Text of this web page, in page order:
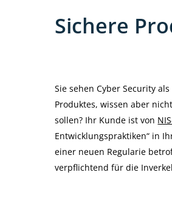
Sichere
Sie sehen Cyber Security
Produktes, wissen aber
sollen? Ihr Kunde ist von
Entwicklungspraktiken“ in
einer neuen Regularie
verpflichtend für die